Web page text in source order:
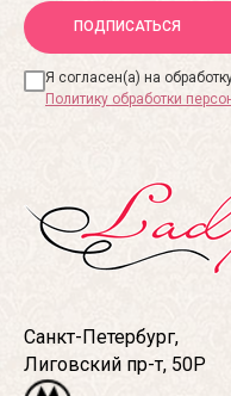
ПОДПИСАТЬСЯ
Я согласен(а) на
Политику обработки
Санкт-Петербург,
Лиговский пр-т, 50Р